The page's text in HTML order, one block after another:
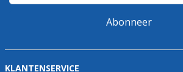
Abonneer
KLANTENSERVICE